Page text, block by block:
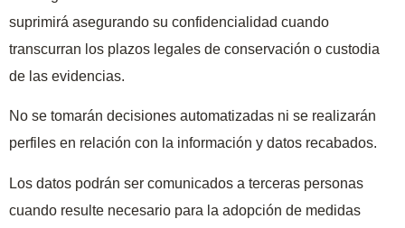
suprimirá asegurando su confidencialidad cuando
transcurran los plazos legales de conservación o custodia
de las evidencias.
No se tomarán decisiones automatizadas ni se realizarán
perfiles en relación con la información y datos recabados.
Los datos podrán ser comunicados a terceras personas
cuando resulte necesario para la adopción de medidas